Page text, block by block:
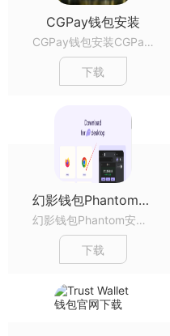
CGPay钱包安装
CGPay钱包安装CGPay钱包安装CGPay钱包安装...
下载
幻影钱包Phantom安装教程
幻影钱包Phantom安装教程幻影钱包Phantom安装教程幻影钱包Phantom安装教程...
下载